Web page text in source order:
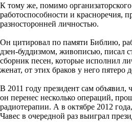
К тому же, помимо
работоспособности и красноречия,
разносторонней личностью.
Он цитировал по памяти Библию,
дзен-буддизмом, живописью, писал
сборник песен, которые исполнил
женат, от этих браков у него пятеро
В 2011 году президент сам объявил,
он перенес несколько операций,
радиотерапии. А в октябре 2012
Чавес в очередной раз выиграл